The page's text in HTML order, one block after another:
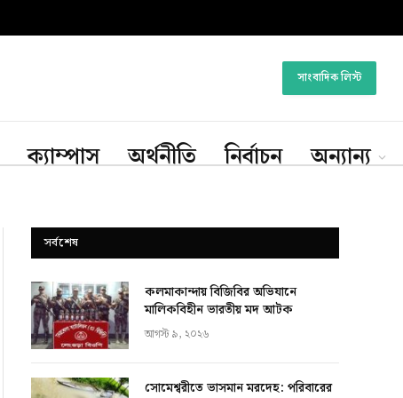
সাংবাদিক লিস্ট
ক্যাম্পাস অর্থনীতি নির্বাচন অন্যান্য
সর্বশেষ
কলমাকান্দায় বিজিবির অভিযানে
মালিকবিহীন ভারতীয় মদ আটক
আগস্ট ৯, ২০২৬
সোমেশ্বরীতে ভাসমান মরদেহ: পরিবারের